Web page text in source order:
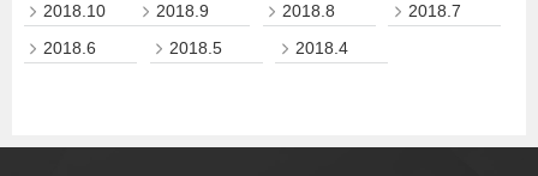
2018.10
2018.9 2018.8
2018.7
2018.6
2018.5 2018.4